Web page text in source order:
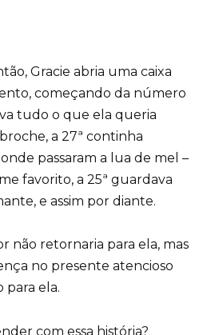
Gracie abria uma caixa
começando da número
tudo o que ela queria
a 27ª continha
passaram a lua de mel –
favorito, a 25ª guardava
e assim por diante.
não retornaria para ela, mas
no presente atencioso
para ela.
com essa história?